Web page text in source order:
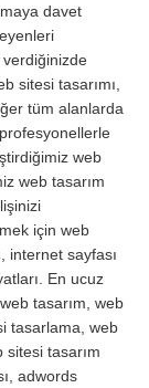
davet
sitesi tasarımı,
tüm alanlarda
web
web tasarım
için web
internet sayfası
En ucuz
tasarım, web
tasarlama, web
sitesi tasarım
adwords